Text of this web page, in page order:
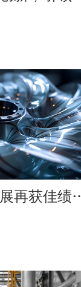
安徽卧龙泵阀市场